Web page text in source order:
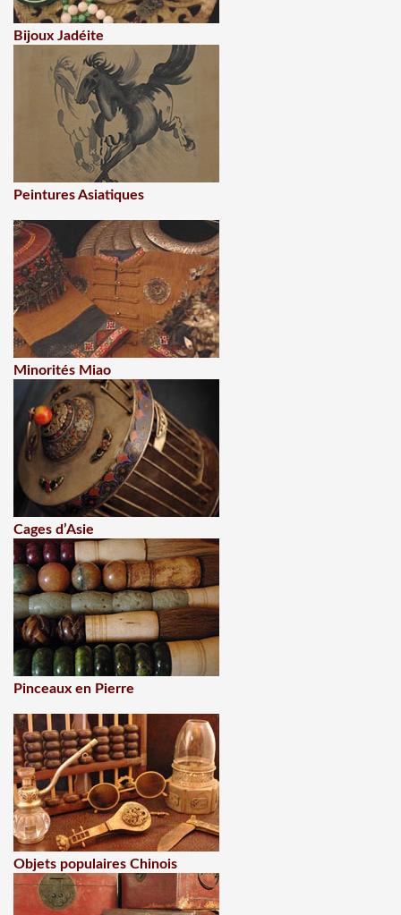
Bijoux Jadéite
Peintures Asiatiques
Minorités Miao
Cages d’Asie
Pinceaux en Pierre
Objets populaires Chinois